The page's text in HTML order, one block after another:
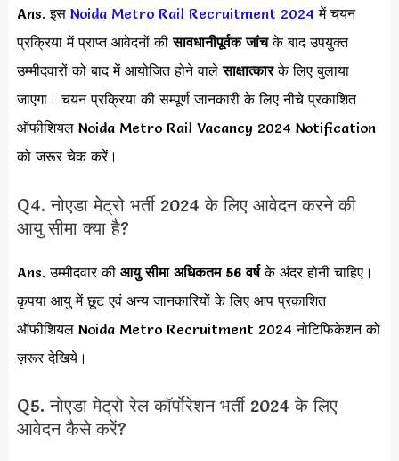
Ans. इस Noida Metro Rail Recruitment 2024 में चयन
प्रक्रिया में प्राप्त आवेदनों कीसावधानीपूर्वक जांचके बाद उपयुक्त
उम्मीदवारों को बाद में आयोजित होने वालेसाक्षात्कारके लिए बुलाया
जाएगा। चयन प्रक्रिया की सम्पूर्ण जानकारी के लिए नीचे प्रकाशित
ऑफीशियल Noida Metro Rail Vacancy 2024 Notification
को जरूर चेक करें।
Q4. नोएडा मेट्रो भर्ती 2024 के लिए आवेदन करने की
आयु सीमा क्या है?
Ans. उम्मीदवार की आयु सीमा अधिकतम 56 वर्षके अंदर होनी चाहिए।
कृपया आयु में छूट एवं अन्य जानकारियों के लिए आप प्रकाशित
ऑफीशियल Noida Metro Recruitment 2024 नोटिफिकेशन को
ज़रूर देखिये।
Q5. नोएडा मेट्रो रेल कॉर्पोरेशन भर्ती 2024 के लिए
आवेदन कैसे करें?